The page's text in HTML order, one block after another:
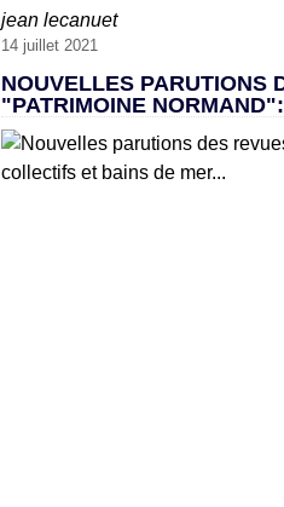
jean lecanuet
14 juillet 2021
NOUVELLES PARUTIONS
"PATRIMOINE